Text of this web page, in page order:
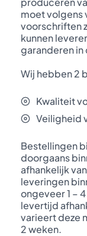
moet volgens
voorschriften
kunnen
garanderen in
Wij hebben 2
Kwaliteit
Veiligheid
Bestellingen
doorgaans
afhankelijk
leveringen
ongeveer 1 –
levertijd
varieert deze
2 weken.